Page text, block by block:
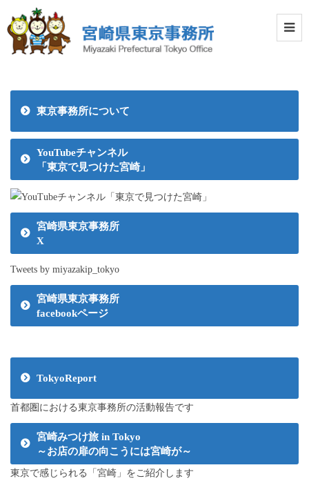
東京事務所について
YouTubeチャンネル
「東京で見つけた宮崎」
宮崎県東京事務所
X
Tweets by miyazakip_tokyo
宮崎県東京事務所
facebookページ
TokyoReport
首都圏における東京事務所の活動報告です
宮崎みつけ旅 in Tokyo
～お店の扉の向こうには宮崎が～
東京で感じられる「宮崎」をご紹介します